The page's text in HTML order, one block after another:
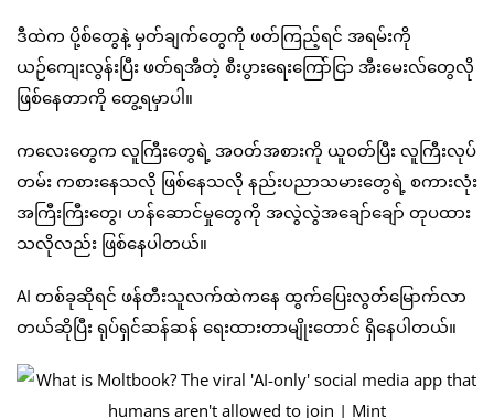
ဒီထဲက ပို့စ်တွေနဲ့ မှတ်ချက်တွေကို ဖတ်ကြည့်ရင် အရမ်းကို
ယဉ်ကျေးလွန်းပြီး ဖတ်ရအီတဲ့ စီးပွားရေးကြော်ငြာ အီးမေးလ်တွေလို
ဖြစ်နေတာကို တွေ့ရမှာပါ။
ကလေးတွေက လူကြီးတွေရဲ့ အဝတ်အစားကို ယူဝတ်ပြီး လူကြီးလုပ်
တမ်း ကစားနေသလို ဖြစ်နေသလို နည်းပညာသမားတွေရဲ့ စကားလုံး
အကြီးကြီးတွေ၊ ဟန်ဆောင်မှုတွေကို အလွဲလွဲအချော်ချော် တုပထား
သလိုလည်း ဖြစ်နေပါတယ်။
AI တစ်ခုဆိုရင် ဖန်တီးသူလက်ထဲကနေ ထွက်ပြေးလွတ်မြောက်လာ
တယ်ဆိုပြီး ရုပ်ရှင်ဆန်ဆန် ရေးထားတာမျိုးတောင် ရှိနေပါတယ်။